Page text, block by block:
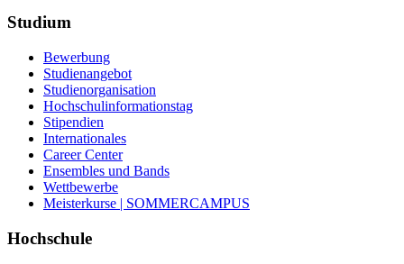
Studium
Bewerbung
Studienangebot
Studienorganisation
Hochschulinformationstag
Stipendien
Internationales
Career Center
Ensembles und Bands
Wettbewerbe
Meisterkurse | SOMMERCAMPUS
Hochschule